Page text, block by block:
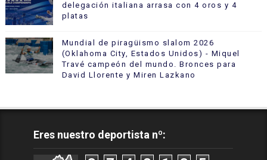
delegación italiana arrasa con 4 oros y 4
platas
Mundial de piragüismo slalom 2026
(Oklahoma City, Estados Unidos) - Miquel
Travé campeón del mundo. Bronces para
David Llorente y Miren Lazkano
Eres nuestro deportista nº: